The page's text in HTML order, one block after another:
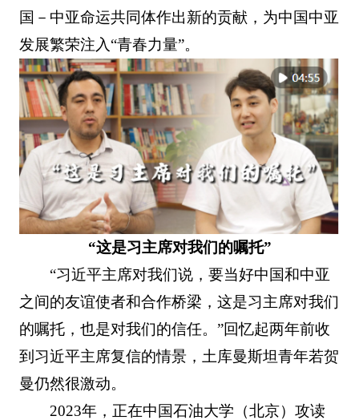
国－中亚命运共同体作出新的贡献，为中国中亚
发展繁荣注入“青春力量”。
“这是习主席对我们的嘱托”
“习近平主席对我们说，要当好中国和中亚
之间的友谊使者和合作桥梁，这是习主席对我们
的嘱托，也是对我们的信任。”回忆起两年前收
到习近平主席复信的情景，土库曼斯坦青年若贺
曼仍然很激动。
2023年，正在中国石油大学（北京）攻读